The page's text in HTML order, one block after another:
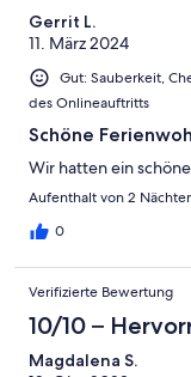
Gerrit L.
11. März 2024
Gut: Sauberkeit,
des Onlineauftritts
Schöne
Wir hatten ein
Aufenthalt von 2
0
Verifizierte Bewertung
10/10 –
Magdalena S.